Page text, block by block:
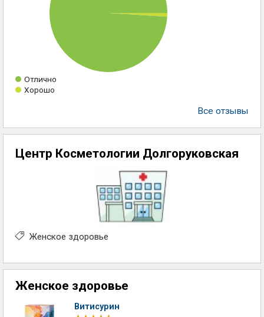
Отлично
Хорошо
Все отзывы
Центр Косметологии Долгоруковская
Женское здоровье
Женское здоровье
Витисурин